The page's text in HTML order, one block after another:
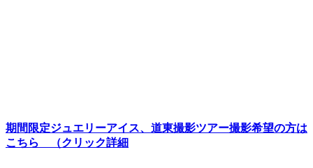
期間限定ジュエリーアイス、道東撮影ツアー撮影希望の方は
こちら （クリック詳細